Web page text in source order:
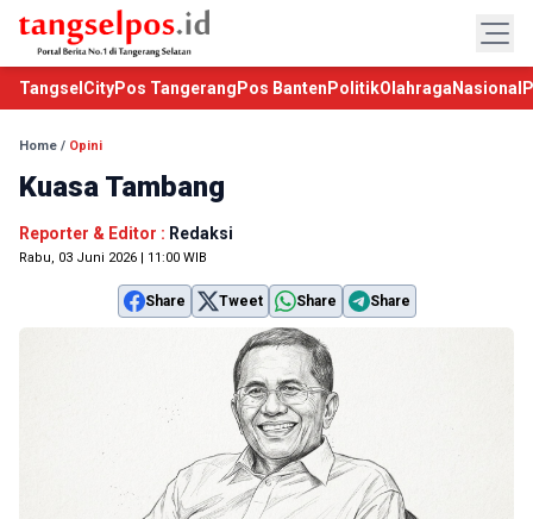
TangselCityPos Tangerang Pos Banten PolitikOlahraga Nasional
Home / Opini
Kuasa Tambang
Reporter & Editor : Redaksi
Rabu, 03 Juni 2026 | 11:00 WIB
Share Tweet Share Share